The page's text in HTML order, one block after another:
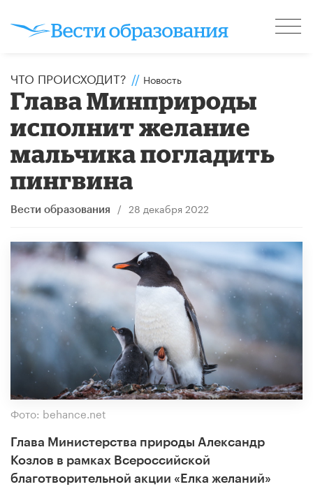
ЧТО ПРОИСХОДИТ? // Новость
Глава Минприроды
исполнит желание
мальчика погладить
пингвина
Вести образования / 28 декабря 2022
Фото: behance.net
Глава Министерства природы Александр
Козлов в рамках Всероссийской
благотворительной акции «Елка желаний»